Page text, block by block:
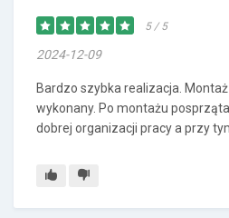
5 / 5
2024-12-09
Bardzo szybka realizacja.
wykonany. Po montażu
dobrej organizacji pracy a przy